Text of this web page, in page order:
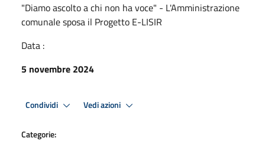
"Diamo ascolto a chi non ha voce" - L'Amministrazione
comunale sposa il Progetto E-LISIR
Data :
5 novembre 2024
Condividi Vedi azioni
Categorie: